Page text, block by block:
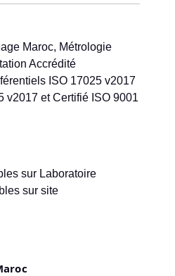
Maroc, Métrologie
Accrédité
ISO 17025 v2017
v2017 et Certifié ISO 9001
sur Laboratoire
sur site